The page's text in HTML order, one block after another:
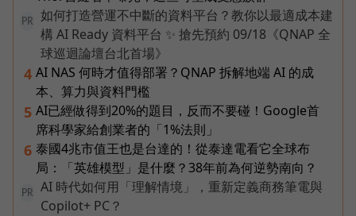
PR
如何打造營運不中斷的資料平台？教你以最適成本建
構 AI Ready 資料平台 ✨ 搶先預約 09/18《QNAP 全
球巡迴論壇台北首場》
4 AI NAS 何時才值得部署？QNAP 拆解地端 AI 的成
本、算力與資料門檻
5 AI已經做得到20%的題目，反而不要碰！Google首
席科學家給創業者的「1%法則」
6 泰國4兆市值王也是台達的！從泰達電看它全球布
局：「英雄模型」是什麼？38年前為何逆勢南向？
PR
AI 時代如何用「理解情境」，重新定義商務筆電與
Copilot+ PC？